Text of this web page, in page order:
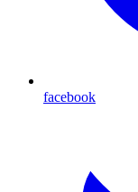
facebook